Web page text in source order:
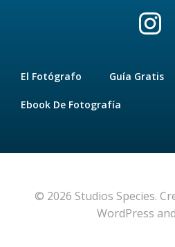
El Fotógrafo Guía Gratis
Ebook De Fotografía
© 2026 Studios Species.
WordPress and